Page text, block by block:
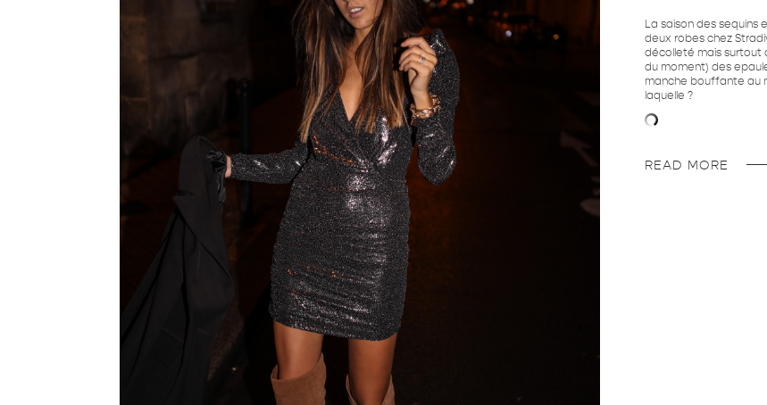
La saison des sequins
deux robes chez
décolleté mais surtout
du moment) des
manche bouffante au
laquelle ?
READ MORE